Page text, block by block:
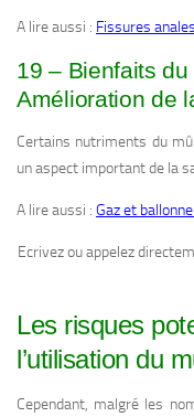
A lire aussi : Fissures
19 – Bienfaits
Amélioration de
Certains nutriments du
un aspect important de la
A lire aussi : Gaz et
Ecrivez ou appelez
Les risques
l’utilisation du
Cependant, malgré les